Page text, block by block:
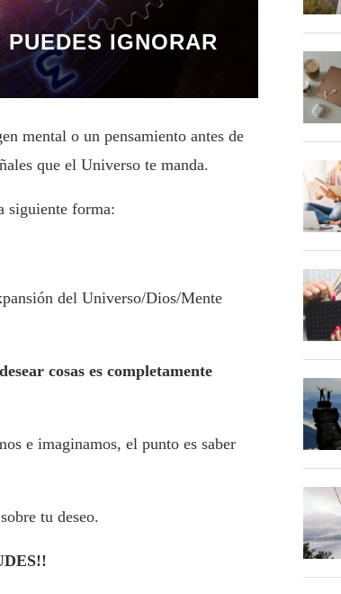
IGNORAR
mental o un pensamiento antes de
que el Universo te manda.
siguiente forma:
del Universo/Dios/Mente
cosas es completamente
e imaginamos, el punto es saber
tu deseo.